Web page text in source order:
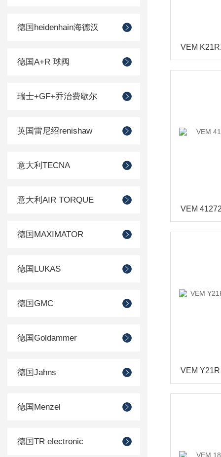
德国heidenhain海德汉
德国A+R 球阀
瑞士+GF+乔治费歇尔
英国雷尼绍renishaw
意大利TECNA
意大利AIR TORQUE
德国MAXIMATOR
德国LUKAS
德国GMC
德国Goldammer
德国Jahns
德国Menzel
德国TR electronic